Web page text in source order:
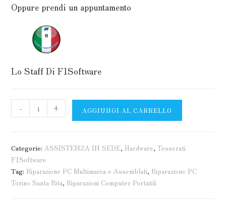
Oppure prendi un appuntamento
Lo Staff Di F1Software
Upgrade
Ram
- + AGGIUNGI AL CARRELLO
Categorie:ASSISTENZA IN SEDE, Hardware,Tesserati
F1Software
Tag: Riparazione PC Multimarca e Assemblati, Riparazione PC
Torino Santa Rita, Riparazioni Computer Portatili